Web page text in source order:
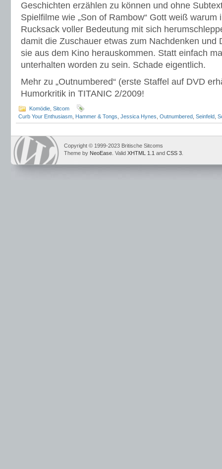
Geschichten erzählen zu können und ohne
Spielfilme wie „Son of Rambow“ Gott weiß warum
Rucksack voller Bedeutung mit sich
damit die Zuschauer etwas zum Nachdenken und
sie aus dem Kino herauskommen. Statt einfach
unterhalten worden zu sein. Schade eigentlich.
Mehr zu „Outnumbered“ (erste Staffel auf DVD
Humorkritik in TITANIC 2/2009!
Komödie Sitcom
Curb Your Enthusiasm Hammer & Tongs Jessica Hynes Outnumbered Seinfeld
Copyright © 1999-2023 Britische Sitcoms
Theme by NeoEase . Valid XHTML 1.1 and CSS 3